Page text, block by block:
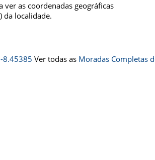
ver as coordenadas geográficas
da localidade.
8.45385 Ver todas as Moradas Completas